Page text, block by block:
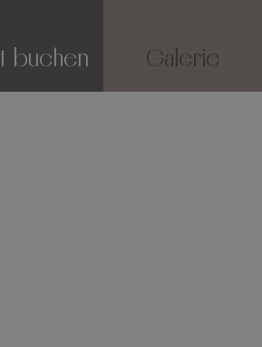
buchen Galerie